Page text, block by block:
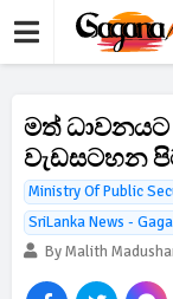
මත්
වැඩසටහන
Ministry Of Public
SriLanka News -
By Malith